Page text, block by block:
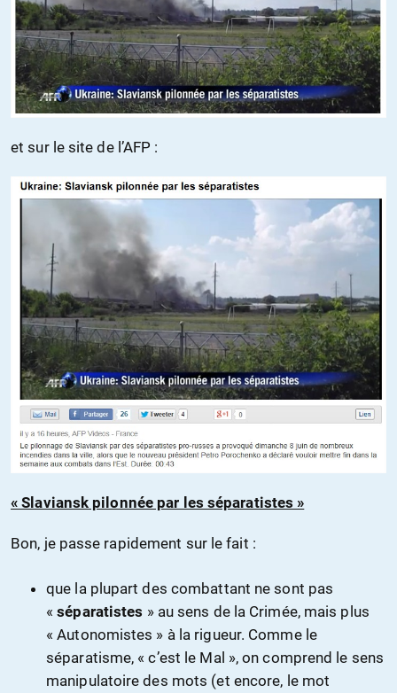
et sur le site de l’AFP :
« Slaviansk pilonnée par les séparatistes »
Bon, je passe rapidement sur le fait :
que la plupart des combattant ne sont pas
«séparatistes » au sens de la Crimée, mais plus
« Autonomistes » à la rigueur. Comme le
séparatisme, « c’est le Mal », on comprend le sens
manipulatoire des mots (et encore, le mot